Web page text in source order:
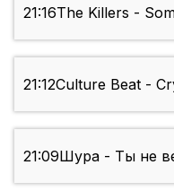
21:16The Killers -
21:12Culture Beat -
21:09Шура - Ты не